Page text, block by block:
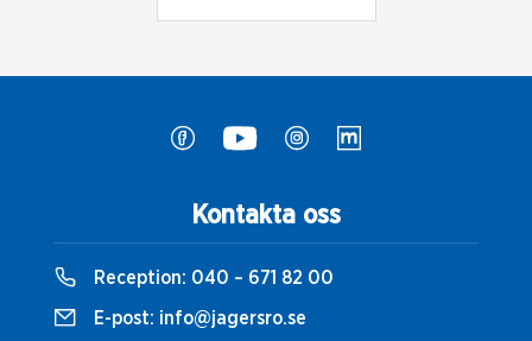
Kontakta oss
Reception: 040 – 671 82 00
E-post: info@jagersro.se